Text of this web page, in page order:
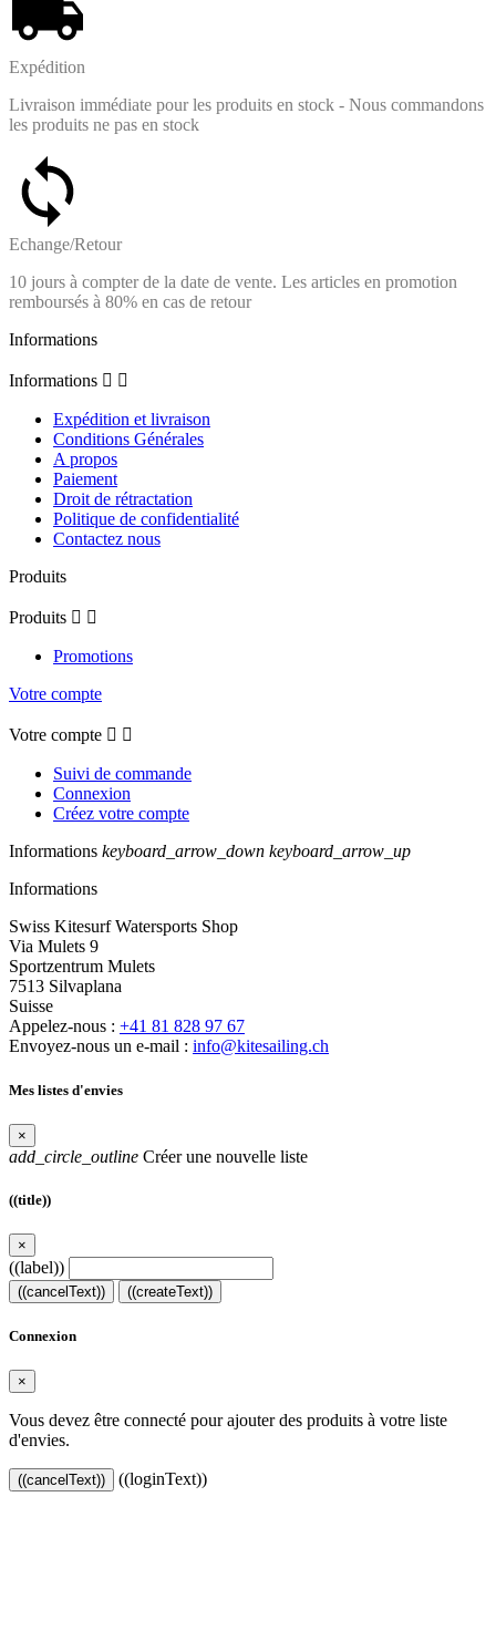
Expédition
Livraison immédiate pour les produits en stock - Nous commandons
les produits ne pas en stock
Echange/Retour
10 jours à compter de la date de vente. Les articles en promotion
remboursés à 80% en cas de retour
Informations
Informations  
Expédition et livraison
Conditions Générales
A propos
Paiement
Droit de rétractation
Politique de confidentialité
Contactez nous
Produits
Produits  
Promotions
Votre compte
Votre compte  
Suivi de commande
Connexion
Créez votre compte
Informations keyboard_arrow_down keyboard_arrow_up
Informations
Swiss Kitesurf Watersports Shop
Via Mulets 9
Sportzentrum Mulets
7513 Silvaplana
Suisse
Appelez-nous : +41 81 828 97 67
Envoyez-nous un e-mail : info@kitesailing.ch
Mes listes d'envies
×
add_circle_outline Créer une nouvelle liste
((title))
×
((label))
((cancelText)) ((createText))
Connexion
×
Vous devez être connecté pour ajouter des produits à votre liste
d'envies.
((cancelText)) ((loginText))